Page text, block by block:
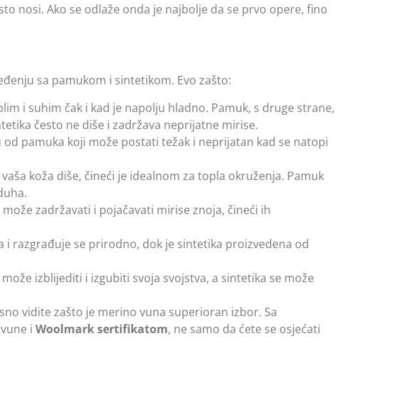
nosi. Ako se odlaže onda je najbolje da se prvo opere, fino
sa pamukom i sintetikom. Evo zašto:
i suhim čak i kad je napolju hladno. Pamuk, s druge strane,
često ne diše i zadržava neprijatne mirise.
pamuka koji može postati težak i neprijatan kad se natopi
koža diše, čineći je idealnom za topla okruženja. Pamuk
zadržavati i pojačavati mirise znoja, čineći ih
razgrađuje se prirodno, dok je sintetika proizvedena od
izblijediti i izgubiti svoja svojstva, a sintetika se može
vidite zašto je merino vuna superioran izbor. Sa
i Woolmark sertifikatom, ne samo da ćete se osjećati